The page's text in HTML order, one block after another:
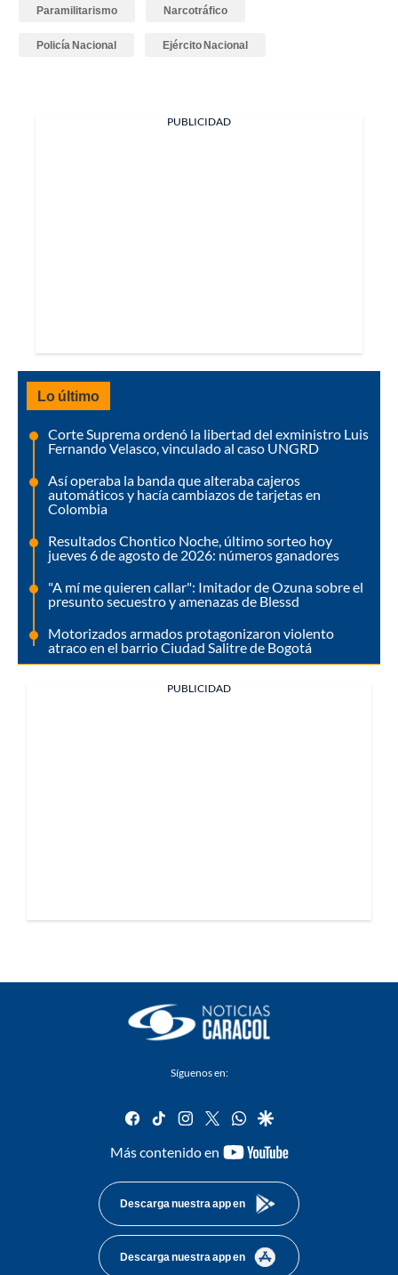
Paramilitarismo Narcotráfico
Policía Nacional Ejército Nacional
PUBLICIDAD
Lo último
Corte Suprema ordenó la libertad del exministro Luis
Fernando Velasco, vinculado al caso UNGRD
Así operaba la banda que alteraba cajeros
automáticos y hacía cambiazos de tarjetas en
Colombia
Resultados Chontico Noche, último sorteo hoy
jueves 6 de agosto de 2026: números ganadores
"A mí me quieren callar": Imitador de Ozuna sobre el
presunto secuestro y amenazas de Blessd
Motorizados armados protagonizaron violento
atraco en el barrio Ciudad Salitre de Bogotá
PUBLICIDAD
Síguenos en:
facebook
tiktok instagram
twitterwhatsapp
google
Más contenido en
youtube-
Descarga nuestra app en
Descarga nuestra app en